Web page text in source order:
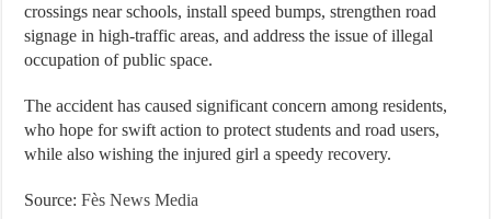
crossings near schools, install speed bumps, strengthen road
signage in high-traffic areas, and address the issue of illegal
occupation of public space.
The accident has caused significant concern among residents,
who hope for swift action to protect students and road users,
while also wishing the injured girl a speedy recovery.
Source:Fès News Media